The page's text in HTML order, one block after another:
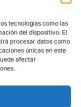
tecnologías como las
del dispositivo. El
procesar datos como
únicas en este
afectar